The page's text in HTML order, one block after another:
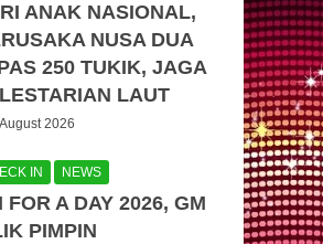
ANAK NASIONAL,
NUSA DUA
250 TUKIK, JAGA
LAUT
2026
IN NEWS
FOR A DAY 2026, GM
PIMPIN